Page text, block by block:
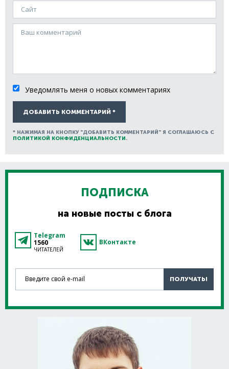
Сайт
Ваш комментарий
Уведомлять меня о новых комментариях
ДОБАВИТЬ КОММЕНТАРИЙ *
* НАЖИМАЯ НА КНОПКУ "ДОБАВИТЬ КОММЕНТАРИЙ" Я СОГЛАШАЮСЬ С
ПОЛИТИКОЙ КОНФИДЕНЦИАЛЬНОСТИ.
ПОДПИСКА
на новые посты с блога
Telegram
1560
ЧИТАТЕЛЕЙ
ВКонтакте
Введите свой e-mail
ПОЛУЧАТЬ!